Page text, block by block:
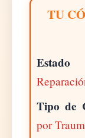
TU
Estado
Tipo de
por